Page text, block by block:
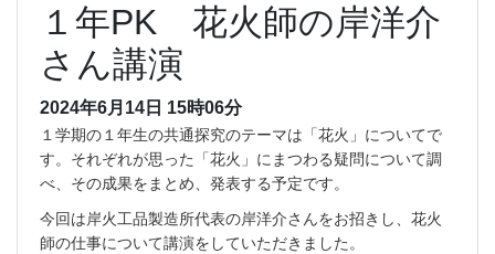
１年PK 花火師の岸洋介
さん講演
2024年6月14日 15時06分
１学期の１年生の共通探究のテーマは「花火」についてで
す。それぞれが思った「花火」にまつわる疑問について調
べ、その成果をまとめ、発表する予定です。
今回は岸火工品製造所代表の岸洋介さんをお招きし、花火
師の仕事について講演をしていただきました。